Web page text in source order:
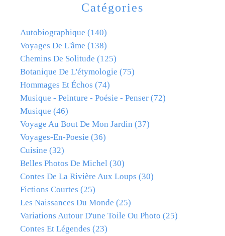
Catégories
Autobiographique (140)
Voyages De L'âme (138)
Chemins De Solitude (125)
Botanique De L'étymologie (75)
Hommages Et Échos (74)
Musique - Peinture - Poésie - Penser (72)
Musique (46)
Voyage Au Bout De Mon Jardin (37)
Voyages-En-Poesie (36)
Cuisine (32)
Belles Photos De Michel (30)
Contes De La Rivière Aux Loups (30)
Fictions Courtes (25)
Les Naissances Du Monde (25)
Variations Autour D'une Toile Ou Photo (25)
Contes Et Légendes (23)